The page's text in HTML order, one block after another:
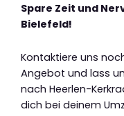
Spare Zeit und
Bielefeld!
Kontaktiere uns
Angebot und lass
nach Heerlen-
dich bei deinem